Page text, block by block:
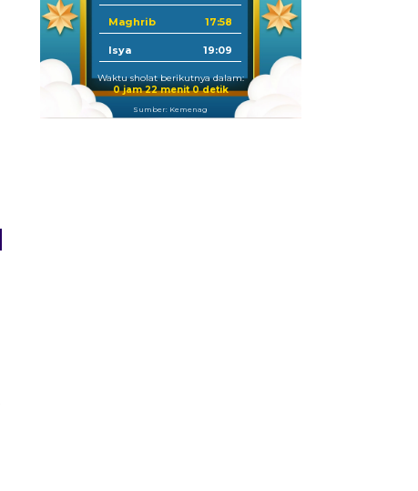
Maghrib 17:58
Isya 19:09
Waktu sholat berikutnya dalam:
0 jam 21 menit 59 detik
Sumber: Kemenag